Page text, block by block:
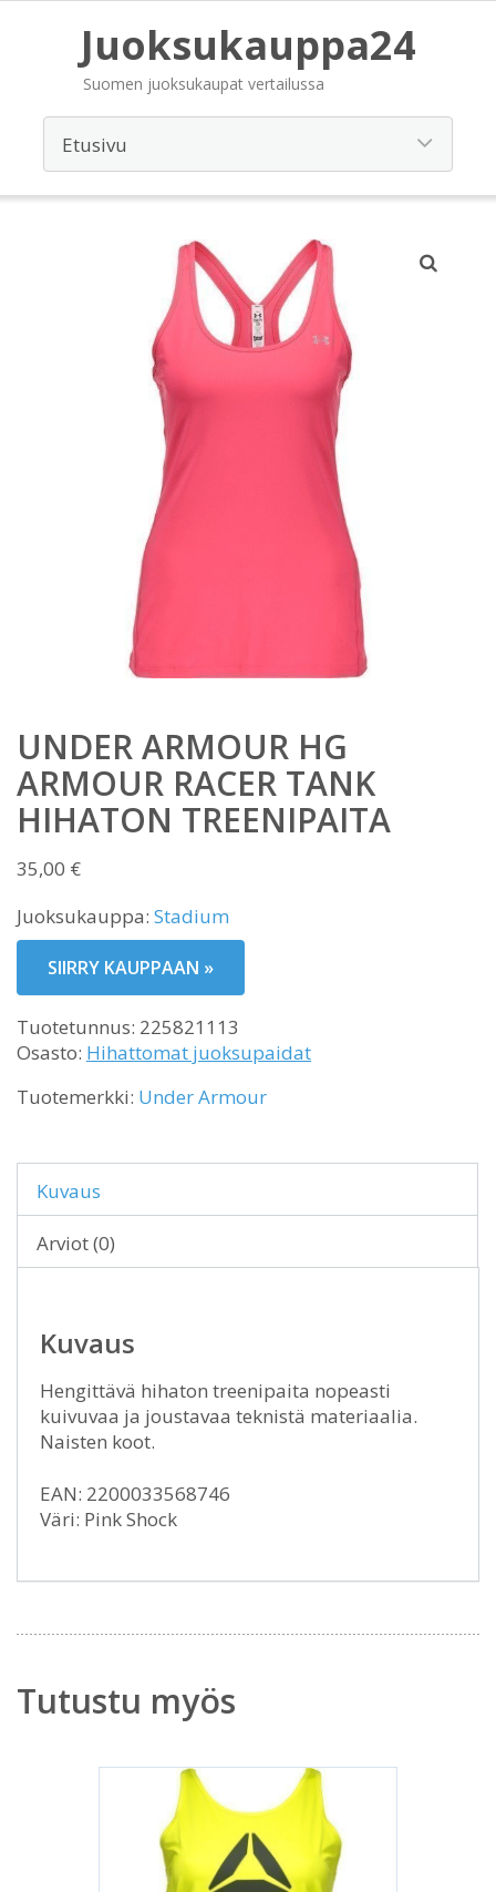
Juoksukauppa24
Suomen juoksukaupat vertailussa
UNDER ARMOUR HG
ARMOUR RACER TANK
HIHATON TREENIPAITA
35,00 €
Juoksukauppa: Stadium
SIIRRY KAUPPAAN »
Tuotetunnus: 225821113
Osasto: Hihattomat juoksupaidat
Tuotemerkki: Under Armour
Kuvaus
Arviot (0)
Kuvaus
Hengittävä hihaton treenipaita nopeasti
kuivuvaa ja joustavaa teknistä materiaalia.
Naisten koot.
EAN: 2200033568746
Väri: Pink Shock
Tutustu myös